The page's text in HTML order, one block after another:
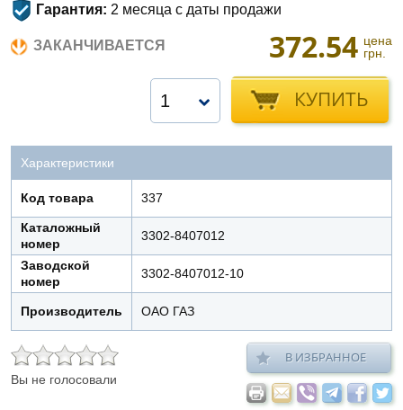
Гарантия: 2 месяца с даты продажи
ЗАКАНЧИВАЕТСЯ 372.54 цена
грн.
КУПИТЬ
1
Характеристики
Код товара 337
Каталожный
номер
3302-8407012
Заводской
номер
3302-8407012-10
Производитель ОАО ГАЗ
Вы не голосовали
В ИЗБРАННОЕ